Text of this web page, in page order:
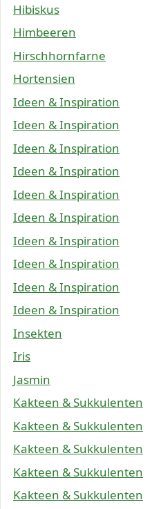
Hibiskus
Himbeeren
Hirschhornfarne
Hortensien
Ideen & Inspiration
Ideen & Inspiration
Ideen & Inspiration
Ideen & Inspiration
Ideen & Inspiration
Ideen & Inspiration
Ideen & Inspiration
Ideen & Inspiration
Ideen & Inspiration
Ideen & Inspiration
Insekten
Iris
Jasmin
Kakteen & Sukkulenten
Kakteen & Sukkulenten
Kakteen & Sukkulenten
Kakteen & Sukkulenten
Kakteen & Sukkulenten